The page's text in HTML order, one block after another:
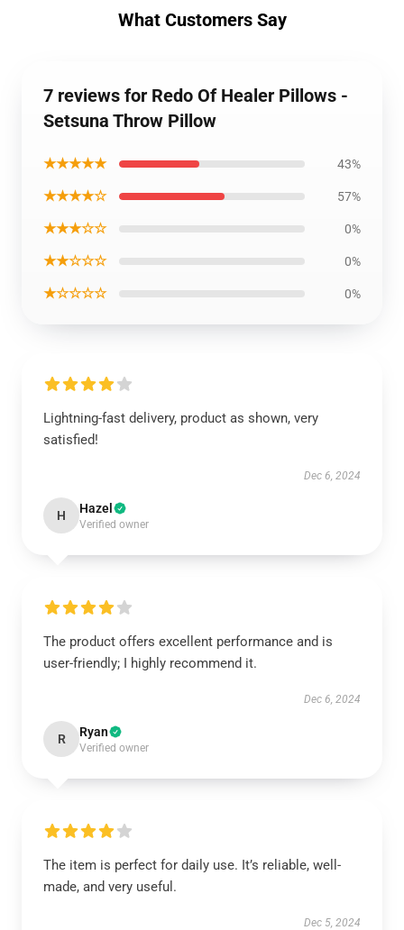
What Customers Say
7 reviews for Redo Of Healer Pillows -
Setsuna Throw Pillow
★★★★★ 43%
★★★★☆ 57%
★★★☆☆ 0%
★★☆☆☆ 0%
★☆☆☆☆ 0%
Lightning-fast delivery, product as shown, very
satisfied!
Dec 6, 2024
H Hazel
Verified owner
The product offers excellent performance and is
user-friendly; I highly recommend it.
Dec 6, 2024
R Ryan
Verified owner
The item is perfect for daily use. It’s reliable, well-
made, and very useful.
Dec 5, 2024